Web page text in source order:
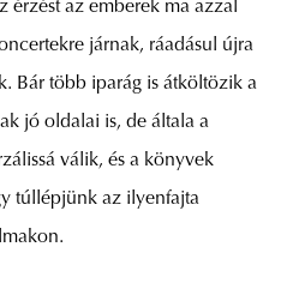
érzést az emberek ma azzal
járnak, ráadásul újra
Bár több iparág is átköltözik a
jó oldalai is, de általa a
válik, és a könyvek
túllépjünk az ilyenfajta